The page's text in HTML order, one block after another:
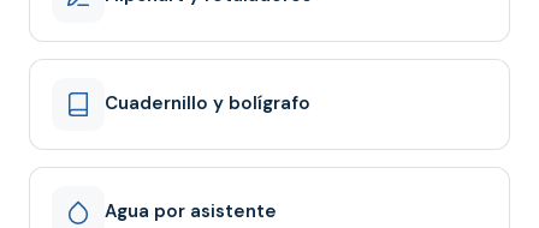
Cuadernillo y bolígrafo
Agua por asistente